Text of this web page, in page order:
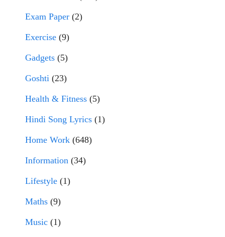
Exam Paper (2)
Exercise (9)
Gadgets (5)
Goshti (23)
Health & Fitness (5)
Hindi Song Lyrics (1)
Home Work (648)
Information (34)
Lifestyle (1)
Maths (9)
Music (1)